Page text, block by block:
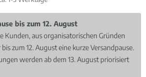
bis zum 12. August
Kunden, aus organisatorischen Gründen
zum 12. August eine kurze Versandpause.
werden ab dem 13. August priorisiert